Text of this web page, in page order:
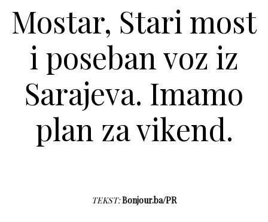
Mostar, Stari most
i poseban voz iz
Sarajeva. Imamo
plan za vikend.
TEKST:Bonjour.ba/PR